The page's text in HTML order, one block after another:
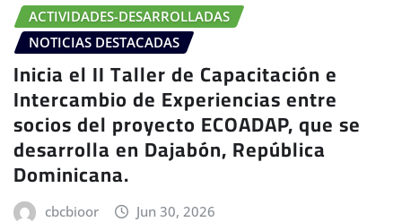
ACTIVIDADES-DESARROLLADAS
NOTICIAS DESTACADAS
Inicia el II Taller de Capacitación e
Intercambio de Experiencias entre
socios del proyecto ECOADAP, que se
desarrolla en Dajabón, República
Dominicana.
cbcbioor Jun 30, 2026